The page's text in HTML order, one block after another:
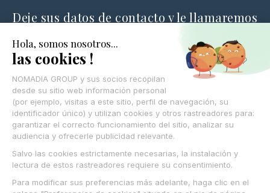
Deje sus datos de contacto y le llamaremos
© Nomadia 2025
Aviso legal
Condiciones generales de uso de la plataforma Nomadia
Política de cookies – Gestión de datos de navegación Nomadia
Protección de datos personales – Política Nomadia
Español
Français
Italiano